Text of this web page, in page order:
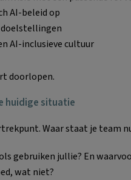
AI-beleid op
AI-inclusieve cultuur
doorlopen.
huidige situatie
Waar staat je team
gebruiken jullie? En
wat niet?